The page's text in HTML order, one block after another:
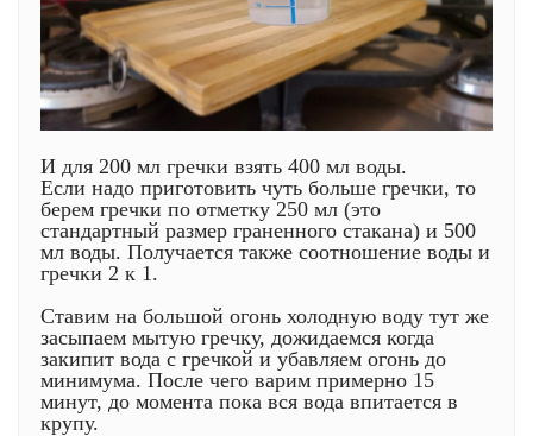
И для 200 мл гречки взять 400 мл воды.
Если надо приготовить чуть больше гречки, то
берем гречки по отметку 250 мл (это
стандартный размер граненного стакана) и 500
мл воды. Получается также соотношение воды и
гречки 2 к 1.
Ставим на большой огонь холодную воду тут же
засыпаем мытую гречку, дожидаемся когда
закипит вода с гречкой и убавляем огонь до
минимума. После чего варим примерно 15
минут, до момента пока вся вода впитается в
крупу.